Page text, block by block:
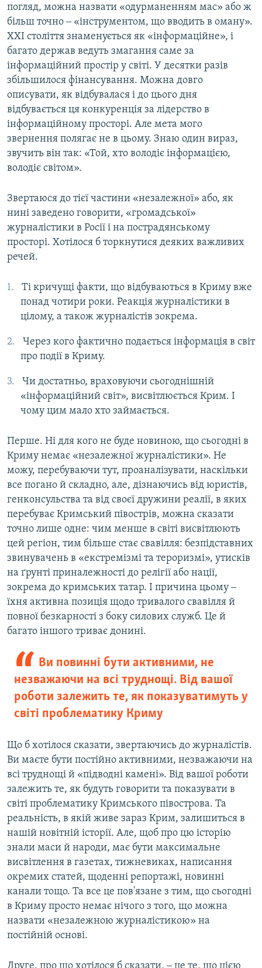
погляд, можна назвати «одурманенням мас» або ж
більш точно ‒ «інструментом, що вводить в оману».
XXI століття знаменується як «інформаційне», і
багато держав ведуть змагання саме за
інформаційний простір у світі. У десятки разів
збільшилося фінансування. Можна довго
описувати, як відбувалася і до цього дня
відбувається ця конкуренція за лідерство в
інформаційному просторі. Але мета мого
звернення полягає не в цьому. Знаю один вираз,
звучить він так: «Той, хто володіє інформацією,
володіє світом».
Звертаюся до тієї частини «незалежної» або, як
нині заведено говорити, «громадської»
журналістики в Росії і на пострадянському
просторі. Хотілося б торкнутися деяких важливих
речей.
Ті кричущі факти, що відбуваються в Криму вже
понад чотири роки. Реакція журналістики в
цілому, а також журналістів зокрема.
Через кого фактично подається інформація в світ
про події в Криму.
Чи достатньо, враховуючи сьогоднішній
«інформаційний світ», висвітлюється Крим. І
чому цим мало хто займається.
Перше. Ні для кого не буде новиною, що сьогодні в
Криму немає «незалежної журналістики». Не
можу, перебуваючи тут, проаналізувати, наскільки
все погано й складно, але, дізнаючись від юристів,
генконсульства та від своєї дружини реалії, в яких
перебуває Кримський півострів, можна сказати
точно лише одне: чим менше в світі висвітлюють
цей регіон, тим більше стає свавілля: безпідставних
звинувачень в «екстремізмі та тероризмі», утисків
на ґрунті приналежності до релігії або нації,
зокрема до кримських татар. І причина цьому ‒
їхня активна позиція щодо тривалого свавілля й
повної безкарності з боку силових служб. Це й
багато іншого триває донині.
Ви повинні бути активними, не
незважаючи на всі труднощі. Від вашої
роботи залежить те, як показуватимуть у
світі проблематику Криму
Що б хотілося сказати, звертаючись до журналістів.
Ви маєте бути постійно активними, незважаючи на
всі труднощі й «підводні камені». Від вашої роботи
залежить те, як будуть говорити та показувати в
світі проблематику Кримського півострова. Та
реальність, в якій живе зараз Крим, залишиться в
нашій новітній історії. Але, щоб про цю історію
знали маси й народи, має бути максимальне
висвітлення в газетах, тижневиках, написання
окремих статей, щоденні репортажі, новинні
канали тощо. Та все це пов'язане з тим, що сьогодні
в Криму просто немає нічого з того, що можна
назвати «незалежною журналістикою» на
постійній основі.